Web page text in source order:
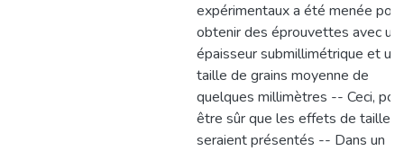
expérimentaux a été menée pour
obtenir des éprouvettes avec
épaisseur submillimétrique et
taille de grains moyenne de
quelques millimètres -- Ceci,
être sûr que les effets de taille
seraient présentés -- Dans un